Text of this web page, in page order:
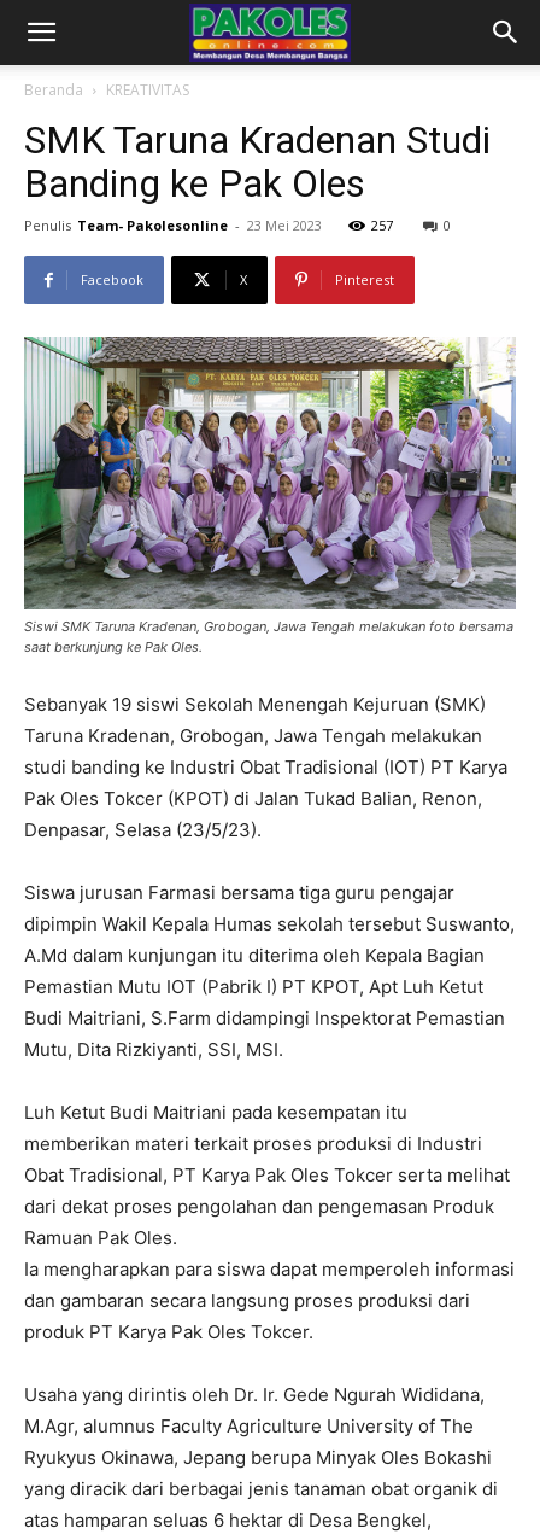
Beranda KREATIVITAS
SMK Taruna Kradenan Studi
Banding ke Pak Oles
Penulis Team- Pakolesonline - 23 Mei 2023 257 0
Facebook X Pinterest
Siswi SMK Taruna Kradenan, Grobogan, Jawa Tengah melakukan foto bersama
saat berkunjung ke Pak Oles.
Sebanyak 19 siswi Sekolah Menengah Kejuruan (SMK)
Taruna Kradenan, Grobogan, Jawa Tengah melakukan
studi banding ke Industri Obat Tradisional (IOT) PT Karya
Pak Oles Tokcer (KPOT) di Jalan Tukad Balian, Renon,
Denpasar, Selasa (23/5/23).
Siswa jurusan Farmasi bersama tiga guru pengajar
dipimpin Wakil Kepala Humas sekolah tersebut Suswanto,
A.Md dalam kunjungan itu diterima oleh Kepala Bagian
Pemastian Mutu IOT (Pabrik I) PT KPOT, Apt Luh Ketut
Budi Maitriani, S.Farm didampingi Inspektorat Pemastian
Mutu, Dita Rizkiyanti, SSI, MSI.
Luh Ketut Budi Maitriani pada kesempatan itu
memberikan materi terkait proses produksi di Industri
Obat Tradisional, PT Karya Pak Oles Tokcer serta melihat
dari dekat proses pengolahan dan pengemasan Produk
Ramuan Pak Oles.
Ia mengharapkan para siswa dapat memperoleh informasi
dan gambaran secara langsung proses produksi dari
produk PT Karya Pak Oles Tokcer.
Usaha yang dirintis oleh Dr. Ir. Gede Ngurah Wididana,
M.Agr, alumnus Faculty Agriculture University of The
Ryukyus Okinawa, Jepang berupa Minyak Oles Bokashi
yang diracik dari berbagai jenis tanaman obat organik di
atas hamparan seluas 6 hektar di Desa Bengkel,